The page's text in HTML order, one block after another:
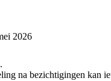
2026
na bezichtigingen kan